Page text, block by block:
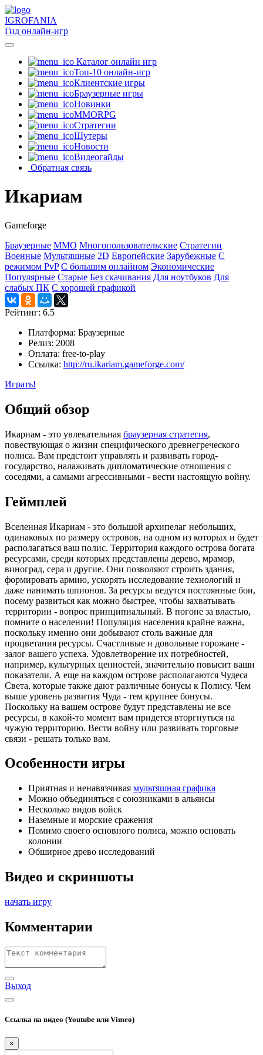
IGROFANIA
Гид онлайн-игр
Каталог онлайн игр
Топ-10 онлайн-игр
Клиентские игры
Браузерные игры
Новинки
MMORPG
Стратегии
Шутеры
Новости
Видеогайды
Обратная связь
Икариам
Gameforge
Браузерные MMO Многопользовательские Стратегии
Военные Мультяшные 2D Европейские Зарубежные С
режимом PvP С большим онлайном Экономические
Популярные Старые Без скачивания Для ноутбуков Для
слабых ПК С хорошей графикой
Рейтинг: 6.5
Платформа: Браузерные
Релиз: 2008
Оплата: free-to-play
Ссылка: http://ru.ikariam.gameforge.com/
Играть!
Общий обзор
Икариам - это увлекательная браузерная стратегия,
повествующая о жизни специфического древнегреческого
полиса. Вам предстоит управлять и развивать город-
государство, налаживать дипломатические отношения с
соседями, а самыми агрессивными - вести настоящую войну.
Геймплей
Вселенная Икариам - это большой архипелаг небольших,
одинаковых по размеру островов, на одном из которых и будет
располагаться ваш полис. Территория каждого острова богата
ресурсами, среди которых представлены дерево, мрамор,
виноград, сера и другие. Они позволяют строить здания,
формировать армию, ускорять исследование технологий и
даже нанимать шпионов. За ресурсы ведутся постоянные бои,
посему развиться как можно быстрее, чтобы захватывать
территории - вопрос принципиальный. В погоне за властью,
помните о населении! Популяция населения крайне важна,
поскольку именно они добывают столь важные для
процветания ресурсы. Счастливые и довольные горожане -
залог вашего успеха. Удовлетворение их потребностей,
например, культурных ценностей, значительно повысит ваши
показатели. А еще на каждом острове располагаются Чудеса
Света, которые также дают различные бонусы к Полису. Чем
выше уровень развития Чуда - тем крупнее бонусы.
Поскольку на вашем острове будут представлены не все
ресурсы, в какой-то момент вам придется вторгнуться на
чужую территорию. Вести войну или развивать торговые
связи - решать только вам.
Особенности игры
Приятная и ненавязчивая мультяшная графика
Можно объединяться с союзниками в альянсы
Несколько видов войск
Наземные и морские сражения
Помимо своего основного полиса, можно основать
колонии
Обширное древо исследований
Видео и скриншоты
начать игру
Комментарии
Выход
Ссылка на видео (Youtube или Vimeo)
×